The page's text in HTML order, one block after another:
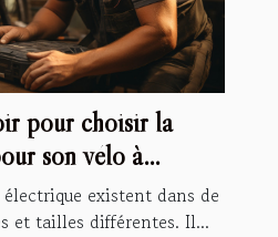
pour choisir la
son vélo à
existent dans de
et tailles différentes. Il...